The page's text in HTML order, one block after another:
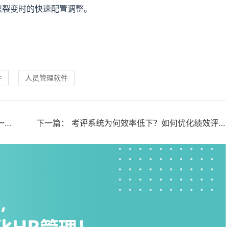
变时的快速配置调整。
人员管理软件
下一篇： 考评系统为何效率低下？如何优化绩效评估流程？